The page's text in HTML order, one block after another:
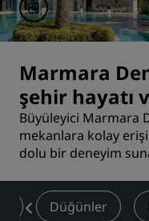
Marmara
şehir hayatı
Büyüleyici Marmara
mekanlara kolay
dolu bir deneyim
Düğünler